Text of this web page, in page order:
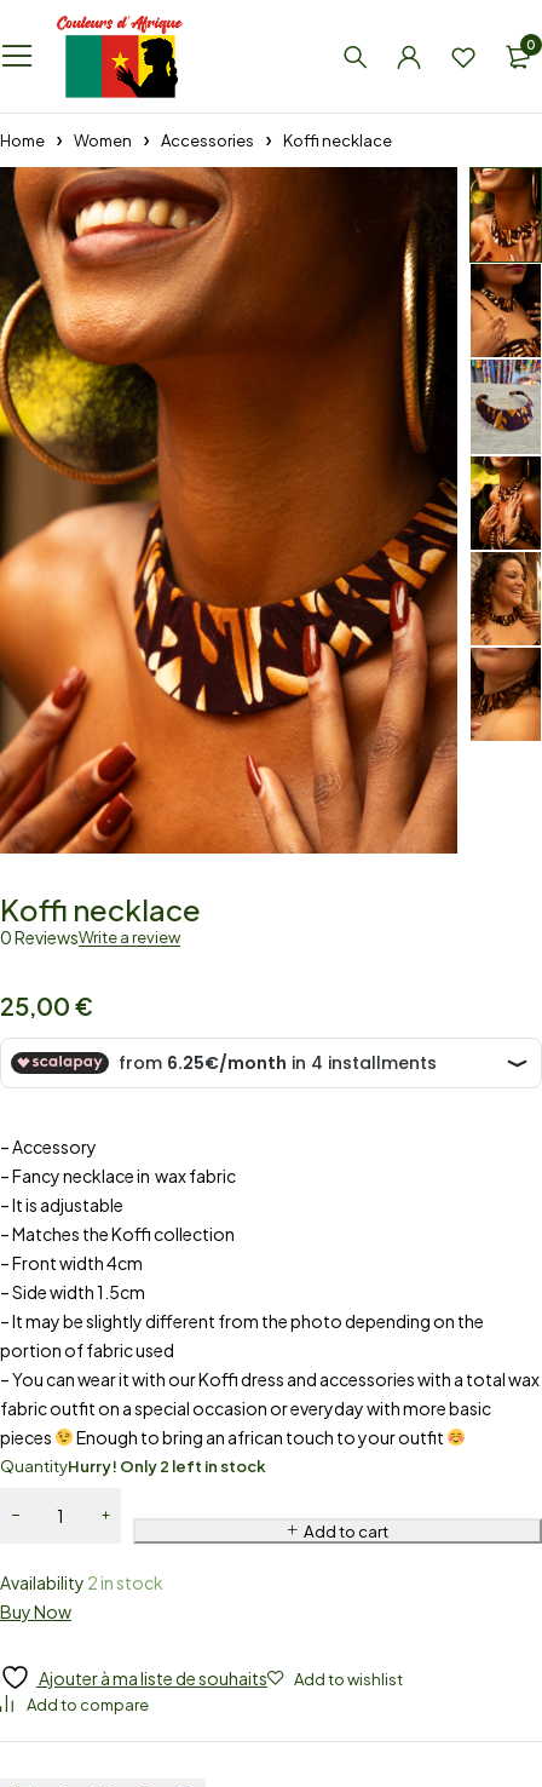
0
Home Women Accessories Koffi necklace
Koffi necklace
0 ReviewsWrite a review
25,00 €
– Accessory
– Fancy necklace in wax fabric
– It is adjustable
– Matches the Koffi collection
– Front width 4cm
– Side width 1.5cm
– It may be slightly different from the photo depending on the
portion of fabric used
– You can wear it with our Koffi dress and accessories with a total wax
fabric outfit on a special occasion or everyday with more basic
pieces
Enough to bring an african touch to your outfit
QuantityHurry! Only 2 left in stock
Add to cart
Availability 2 in stock
Buy Now
Ajouter à ma liste de souhaits
Add to wishlist
Add to compare